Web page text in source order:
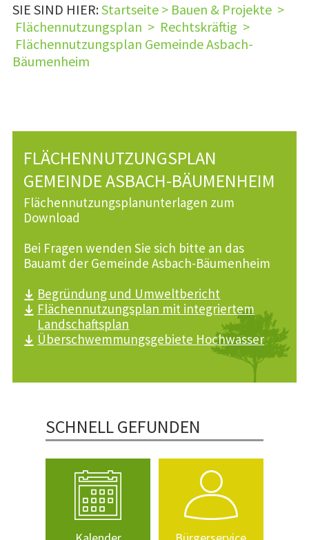
SIE SIND HIER:Startseite> Bauen & Projekte>
Flächennutzungsplan > Rechtskräftig >
Flächennutzungsplan Gemeinde Asbach-
Bäumenheim
FLÄCHENNUTZUNGSPLAN
GEMEINDE ASBACH-BÄUMENHEIM
Flächennutzungsplanunterlagen zum
Download
Bei Fragen wenden Sie sich bitte an das
Bauamt der Gemeinde Asbach-Bäumenheim
Begründung und Umweltbericht
Flächennutzungsplan mit integriertem
Landschaftsplan
Überschwemmungsgebiete Hochwasser
SCHNELL GEFUNDEN